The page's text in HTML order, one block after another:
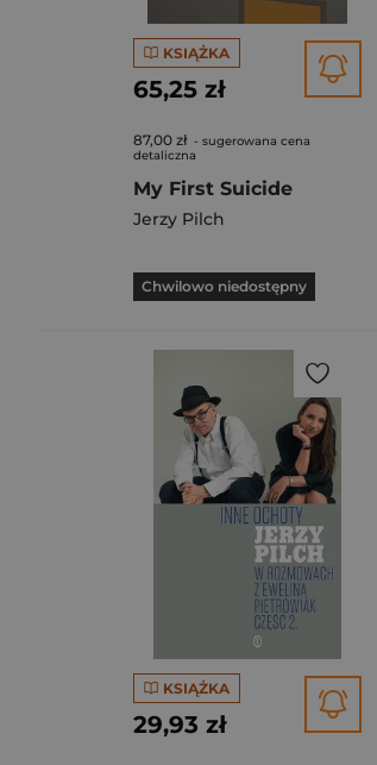
KSIĄŻKA
65,25 zł
87,00 zł - sugerowana cena
detaliczna
My First Suicide
Jerzy Pilch
Chwilowo niedostępny
KSIĄŻKA
29,93 zł